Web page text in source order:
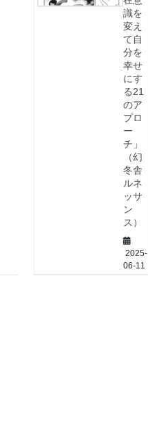
識を
変え
て自
分を
幸せ
にす
る21
のア
プロ
ー
チ」
（幻
冬舎
ルネ
ッサ
ン
ス）
2025-
06-11